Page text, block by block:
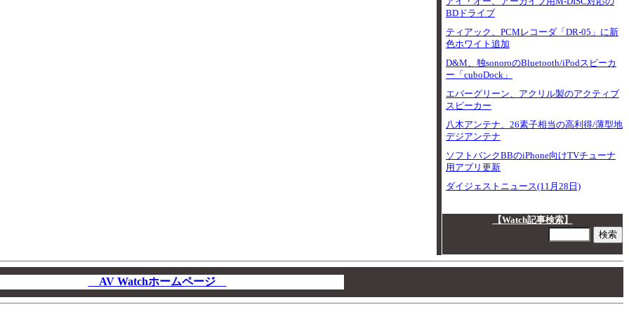
BDドライブ
ティアック、PCMレコーダ「DR-05」に新
色ホワイト追加
D&M、独sonoroのBluetooth/iPodスピーカ
ー「cuboDock」
エバーグリーン、アクリル製のアクティブ
スピーカー
八木アンテナ、26素子相当の高利得/薄型地
デジアンテナ
ソフトバンクBBのiPhone向けTVチューナ
用アプリ更新
ダイジェストニュース(11月28日)
【Watch記事検索】
AV Watchホームページ